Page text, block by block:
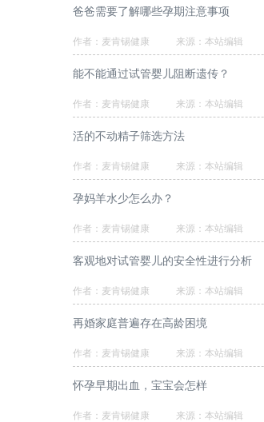
爸爸需要了解哪些孕期注意事项
作者：麦肯锡健康 来源：本站编辑
能不能通过试管婴儿阻断遗传？
作者：麦肯锡健康 来源：本站编辑
活的不动精子筛选方法
作者：麦肯锡健康 来源：本站编辑
孕妈羊水少怎么办？
作者：麦肯锡健康 来源：本站编辑
客观地对试管婴儿的安全性进行分析
作者：麦肯锡健康 来源：本站编辑
再婚家庭普遍存在高龄困境
作者：麦肯锡健康 来源：本站编辑
怀孕早期出血，宝宝会怎样
作者：麦肯锡健康 来源：本站编辑